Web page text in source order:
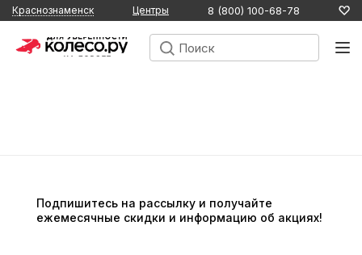
Краснознаменск Центры 8 (800) 100-68-78
Подпишитесь на рассылку и получайте
ежемесячные скидки и информацию об акциях!